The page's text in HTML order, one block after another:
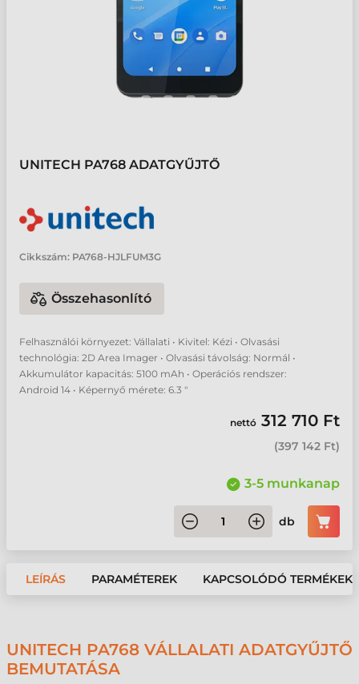
UNITECH PA768 ADATGYŰJTŐ
Cikkszám: PA768-HJLFUM3G
Összehasonlító
Felhasználói környezet: Vállalati • Kivitel: Kézi • Olvasási
technológia: 2D Area Imager • Olvasási távolság: Normál •
Akkumulátor kapacitás: 5100 mAh • Operációs rendszer:
Android 14 • Képernyő mérete: 6.3 "
nettó 312 710 Ft
(397 142 Ft)
3-5 munkanap
db
LEÍRÁS PARAMÉTEREK KAPCSOLÓDÓ TERMÉKEK
UNITECH PA768 VÁLLALATI ADATGYŰJTŐ
BEMUTATÁSA